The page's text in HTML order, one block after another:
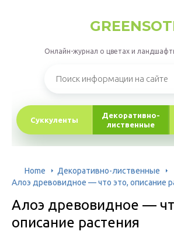
Онлайн-журнал о цветах и
Суккуленты
Декоративно-
лиственные
Home
Декоративно-лиственные
Алоэ древовидное — что это, описание
Алоэ древовидное —
описание растения